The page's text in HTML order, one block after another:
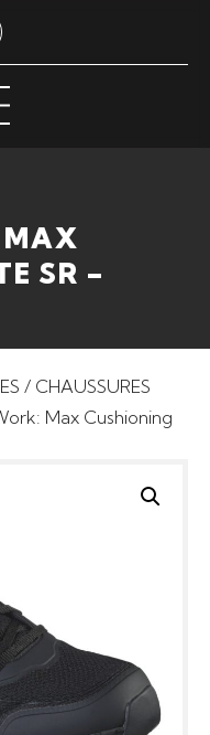
MAX
SR –
/ CHAUSSURES
Max Cushioning